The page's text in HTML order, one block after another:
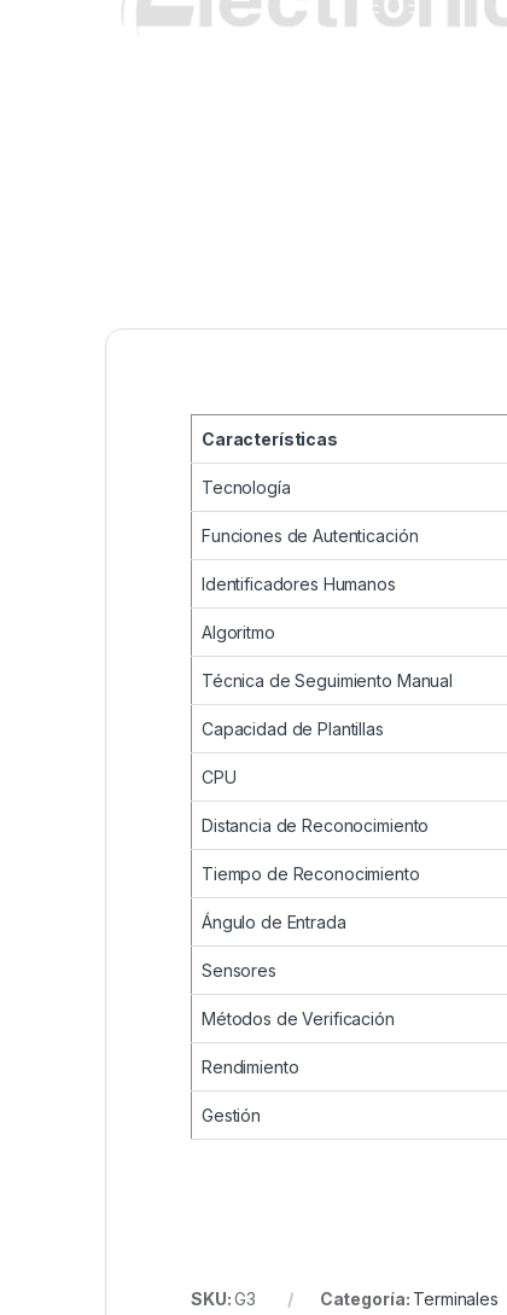
Características
Tecnología
Funciones de Autenticación
Identificadores Humanos
Algoritmo
Técnica de Seguimiento Manual
Capacidad de Plantillas
CPU
Distancia de Reconocimiento
Tiempo de Reconocimiento
Ángulo de Entrada
Sensores
Métodos de Verificación
Rendimiento
Gestión
SKU:G3 Categoría: Terminales